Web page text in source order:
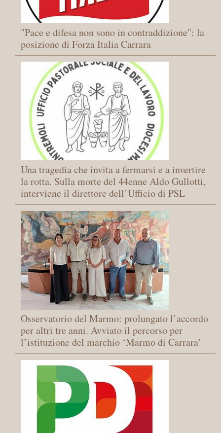
"Pace e difesa non sono in contraddizione": la
posizione di Forza Italia Carrara
Una tragedia che invita a fermarsi e a invertire
la rotta. Sulla morte del 44enne Aldo Gullotti,
interviene il direttore dell’Ufficio di PSL
Osservatorio del Marmo: prolungato l’accordo
per altri tre anni. Avviato il percorso per
l’istituzione del marchio ‘Marmo di Carrara’